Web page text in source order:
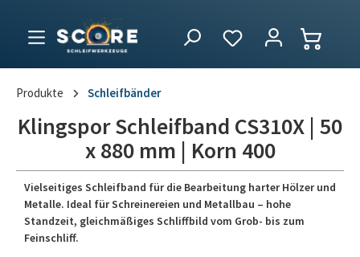
Produkte Schleifbänder
Klingspor Schleifband CS310X | 50
x 880 mm | Korn 400
Vielseitiges Schleifband für die Bearbeitung harter Hölzer und
Metalle. Ideal für Schreinereien und Metallbau – hohe
Standzeit, gleichmäßiges Schliffbild vom Grob- bis zum
Feinschliff.